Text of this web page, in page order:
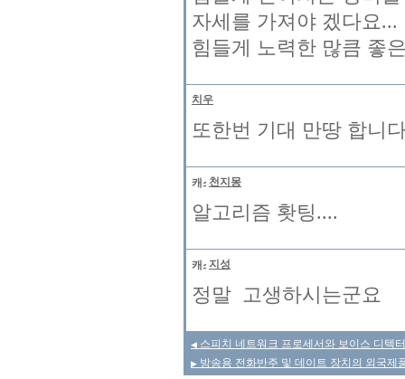
자세를 가져야 겠다요...
힘들게 노력한 많큼 좋
치우
또한번 기대 만땅 합니
천지몽
알고리즘 홧팅....
지성
정말 고생하시는군요
◀ 스피치 네트워크 프로세서와 보이스 디텍
▶ 방송용 전화반주 및 데이트 장치의 외국제